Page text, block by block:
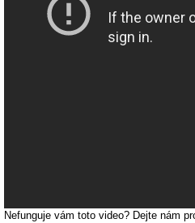
Nefunguje vám toto video? Dejte nám